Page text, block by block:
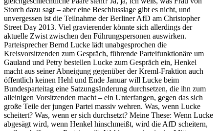
Storch dazu sagt – aber eine Beschlusslage gibt es nicht, und
unvergessen ist die Teilnahme der Berliner AfD am Christopher
Street Day 2013. Viel gravierender könnte sich allerdings der
aktuelle Zwist zwischen den Führungspersonen auswirken.
Parteisprecher Bernd Lucke lädt unabgesprochen die
Kreisvorsitzenden zum Gespräch, führende Parteifunktionäre um
Gauland und Petry bestellen Lucke zum Gespräch ein, Henkel
macht aus seiner Abneigung gegenüber der Kreml-Fraktion auch
öffentlich keinen Hehl und Ende Januar will Lucke beim
Bundesparteitag eine Satzungsänderung durchsetzen, die ihn zum
alleinigen Vorsitzenden macht – ein Unterfangen, gegen das sich
große Teile der jungen Partei massiv wehren. Was, wenn Lucke
scheitert? Was, wenn er sich durchsetzt? Meine These: Wenn Lucke
abgesägt wird, wenn Henkel hinschmeißt, wird die AfD scheitern,